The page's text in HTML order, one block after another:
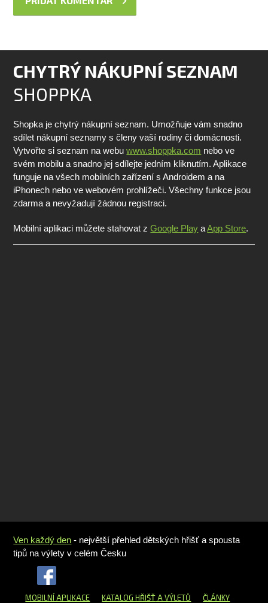
CHYTRÝ NÁKUPNÍ SEZNAM
SHOPPKA
Shopka je chytrý nákupní seznam. Umožňuje vám snadno
sdílet nákupní seznamy s členy vaší rodiny či domácnosti.
Vytvořte si seznam na webuwww.shoppka.com nebo ve
svém mobilu a snadno jej sdílejte jedním kliknutím. Aplikace
funguje na všech mobilních zařízení s Androidem a na
iPhonech nebo ve webovém prohlížeči. Všechny funkce jsou
zdarma a nevyžadují žádnou registraci.
Mobilní aplikaci můžete stahovat zGoogle Play aApp Store.
Ven každý den - největší přehled dětských hřišť a spousta
tipů na výlety v celém Česku
MOBILNÍ APLIKACE KATALOG HŘIŠŤA VÝLETŮ ČLÁNKY